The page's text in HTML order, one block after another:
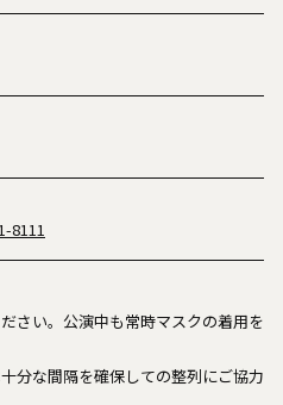
8111
さい。公演中も常時マスクの着用を
分な間隔を確保しての整列にご協力